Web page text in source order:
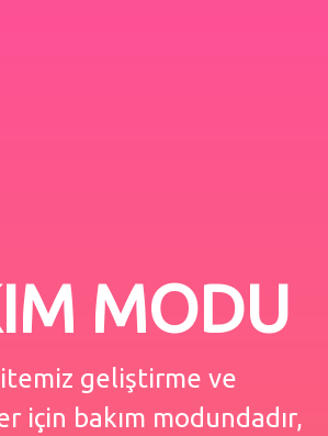
MODU
geliştirme ve
için bakım modundadır,